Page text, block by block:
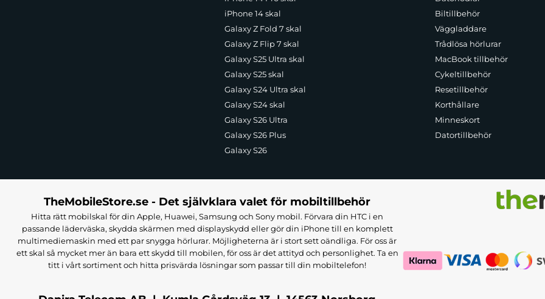
iPhone 14 skal
Galaxy Z Fold 7 skal
Galaxy Z Flip 7 skal
Galaxy S25 Ultra skal
Galaxy S25 skal
Galaxy S24 Ultra skal
Galaxy S24 skal
Galaxy S26 Ultra
Galaxy S26 Plus
Galaxy S26
Biltillbehör
Väggladdare
Trådlösa hörlurar
MacBook tillbehör
Cykeltillbehör
Resetillbehör
Korthållare
Minneskort
Datortillbehör
TheMobileStore.se - Det självklara valet för mobiltillbehör
Hitta rätt mobilskal för din Apple, Huawei, Samsung och Sony mobil. Förvara din HTC i en
passande läderväska, skydda skärmen med displayskydd eller gör din iPhone till en komplett
multimediemaskin med ett par snygga hörlurar. Möjligheterna är i stort sett oändliga. För oss är
ett skal så mycket mer än bara ett skydd till mobilen, för oss är det attityd och personlighet. Ta en
titt i vårt sortiment och hitta prisvärda lösningar som passar till din mobiltelefon!